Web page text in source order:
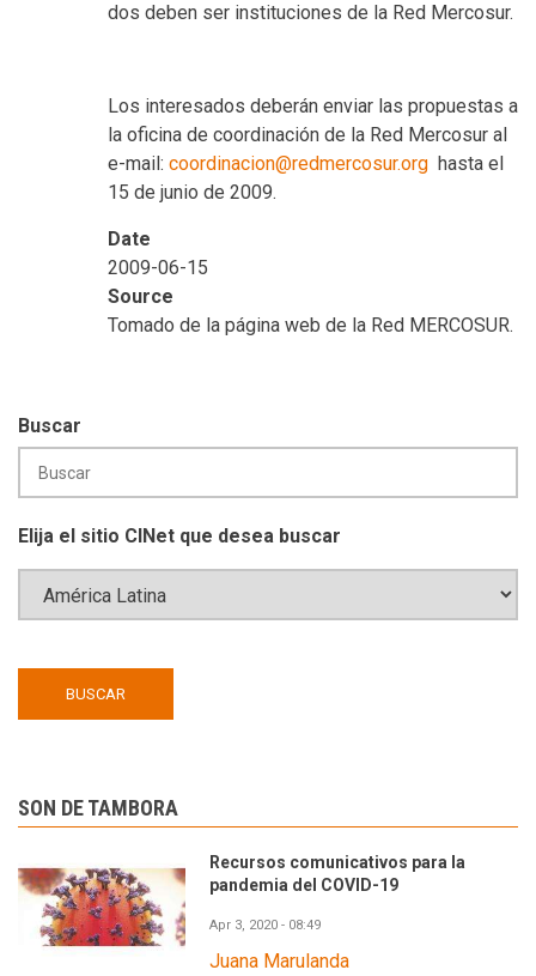
dos deben ser instituciones de la Red Mercosur.
Los interesados deberán enviar las propuestas a
la oficina de coordinación de la Red Mercosur al
e-mail: coordinacion@redmercosur.org hasta el
15 de junio de 2009.
Date
2009-06-15
Source
Tomado de la página web de la Red MERCOSUR.
Buscar
Elija el sitio CINet que desea buscar
SON DE TAMBORA
Recursos comunicativos para la
pandemia del COVID-19
Apr 3, 2020 - 08:49
Juana Marulanda